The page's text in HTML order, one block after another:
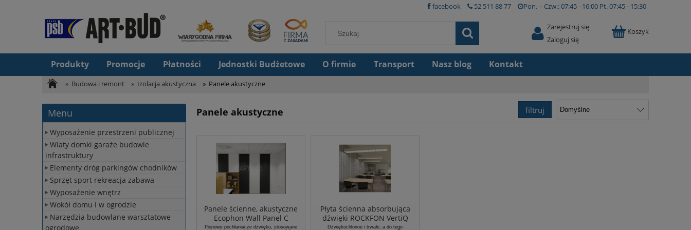
facebook 52 511 88 77 Pon. – Czw.:07:45 - 16:00 Pt.07:45 - 15:30
Koszyk
Zarejestruj się
Zaloguj się
Produkty Promocje Płatności Jednostki Budżetowe O firmie Transport Nasz blog Kontakt
» Budowa i remont » Izolacja akustyczna » Panele akustyczne
Menu
Wyposażenie przestrzeni publicznej
Wiaty domki garaże budowle
infrastruktury
Elementy dróg parkingów chodników
Sprzęt sport rekreacja zabawa
Wyposażenie wnętrz
Wokół domu i w ogrodzie
Narzędzia budowlane warsztatowe
ogrodowe
Panele akustyczne filtruj
Panele ścienne, akustyczne
Ecophon Wall Panel C
Pionowe pochłaniacze dźwięku, stosowane
Płyta ścienna absorbująca
dźwięki ROCKFON VertiQ
1200x1200x40mm krawędź
Dźwiękochłonne i trwałe, a do tego